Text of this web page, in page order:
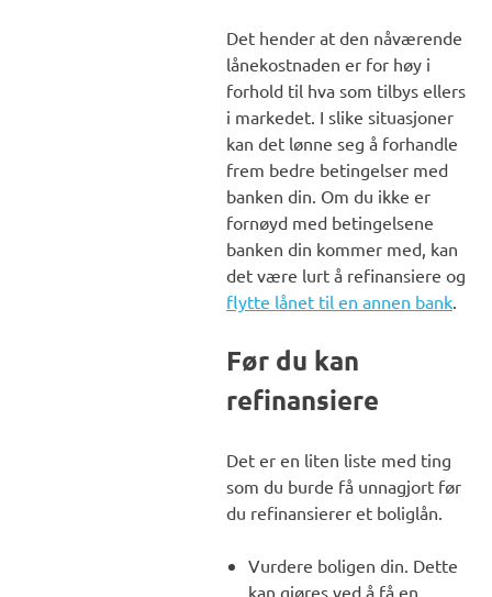
Det hender at den nåværende
lånekostnaden er for høy i
forhold til hva som tilbys ellers
i markedet. I slike situasjoner
kan det lønne seg å forhandle
frem bedre betingelser med
banken din. Om du ikke er
fornøyd med betingelsene
banken din kommer med, kan
det være lurt å refinansiere og
flytte lånet til en annen bank.
Før du kan
refinansiere
Det er en liten liste med ting
som du burde få unnagjort før
du refinansierer et boliglån.
Vurdere boligen din. Dette
kan gjøres ved å få en